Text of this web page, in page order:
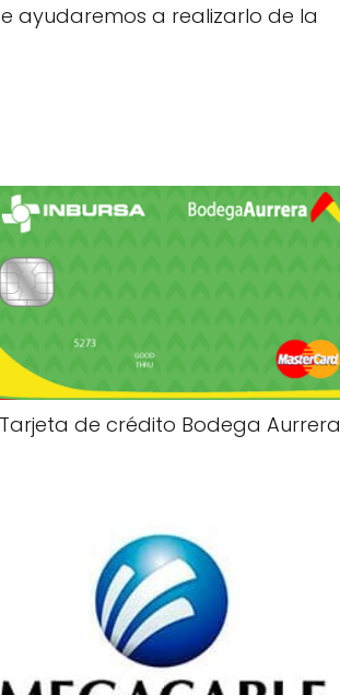
ayudaremos a realizarlo de la
Tarjeta de crédito Bodega Aurrera